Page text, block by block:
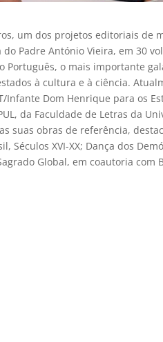
um dos projetos editoriais de
Padre António Vieira, em 30
Português, o mais importante
à cultura e à ciência.
Dom Henrique para os
da Faculdade de Letras da
suas obras de referência,
Séculos XVI-XX; Dança dos
Global, em coautoria com